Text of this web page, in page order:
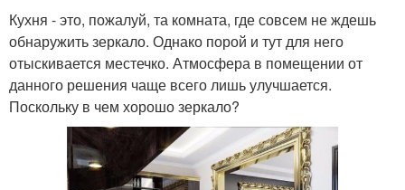
Кухня - это, пожалуй, та комната, где совсем не ждешь
обнаружить зеркало. Однако порой и тут для него
отыскивается местечко. Атмосфера в помещении от
данного решения чаще всего лишь улучшается.
Поскольку в чем хорошо зеркало?